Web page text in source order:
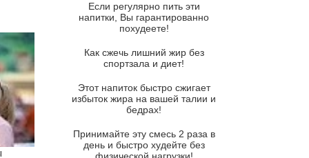
Парижский луковый суп
Суп из спаржи и горошка с
Суп-крем из цветной капусты
Французский луковый суп
Суп из баклажанов с моцареллой
Грибной крем-суп с кростини с
козьим сыром
Если регулярно пить эти
напитки, Вы гарантированно
похудеете!
Как сжечь лишний жир без
спортзала и диет!
Этот напиток быстро сжигает
избыток жира на вашей талии и
бедрах!
Принимайте эту смесь 2 раза в
день и быстро худейте без